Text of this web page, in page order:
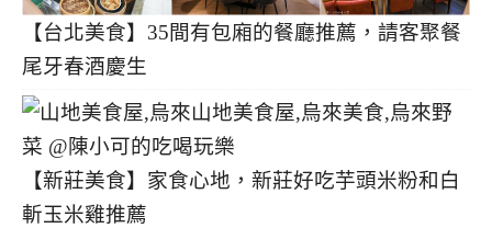
【台北美食】35間有包廂的餐廳推薦，請客聚餐
尾牙春酒慶生
【新莊美食】家食心地，新莊好吃芋頭米粉和白
斬玉米雞推薦